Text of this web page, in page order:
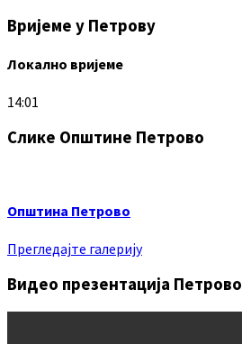
Вријеме у Петрову
Локално вријеме
14:01
Слике Општине Петрово
Општина Петрово
Прегледајте галерију
Видео презентација Петрово